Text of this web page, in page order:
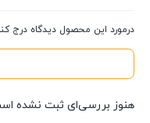
درمورد این محصول دیدگاه درج
هنوز بررسی‌ای ثبت نشده